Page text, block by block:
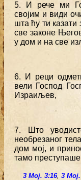
5. И рече ми
својим и види
шта ћу ти
све законе
у дом и на све
6. И реци
вели Господ
Израиљев,
7. Што
необрезаног
дом мој, и
тамо
3 Мој. 3:16, 3